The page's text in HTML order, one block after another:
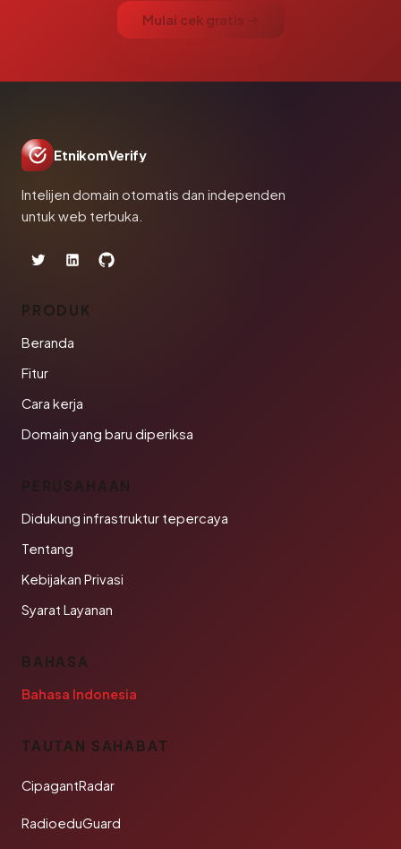
Mulai cek gratis →
EtnikomVerify
Intelijen domain otomatis dan independen
untuk web terbuka.
PRODUK
Beranda
Fitur
Cara kerja
Domain yang baru diperiksa
PERUSAHAAN
Didukung infrastruktur tepercaya
Tentang
Kebijakan Privasi
Syarat Layanan
BAHASA
Bahasa Indonesia
TAUTAN SAHABAT
CipagantRadar
RadioeduGuard